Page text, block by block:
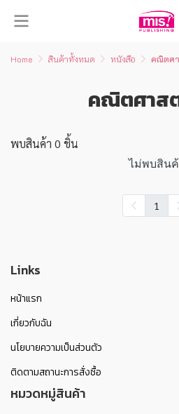
Home สินค้าทั้งหมด หนังสือ คณิตศา
คณิตศาส
พบสินค้า 0 ชิ้น
ไม่พบสิน
1
Links
หน้าแรก
เกี่ยวกับฉัน
นโยบายความเป็นส่วนตัว
ติดตามสถานะการสั่งซื้อ
หมวดหมู่สินค้า